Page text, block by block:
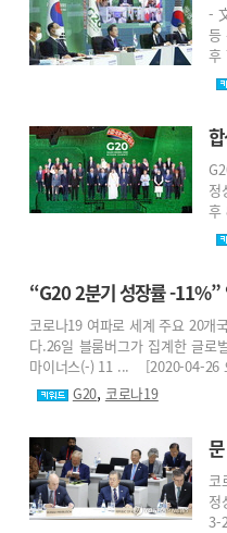
-
등
후
정
후
“G20 2분기 성장률 -11%”
코로나19 여파로 세계 주요 20개
다.26일 블룸버그가 집계한 글로
마이너스(-) 11 ... [2020-04-26
G20, 코로나19
코
정
3-